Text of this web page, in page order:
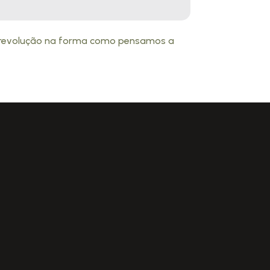
na forma como pensamos a